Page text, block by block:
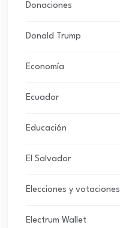
Donaciones
Donald Trump
Economía
Ecuador
Educación
El Salvador
Elecciones y votaciones
Electrum Wallet